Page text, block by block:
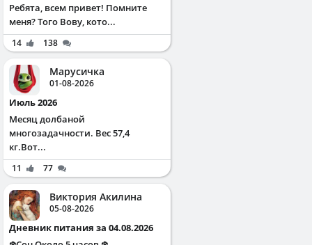
Ребята, всем привет! Помните
меня? Того Вову, кото...
14 138
Марусичка
01-08-2026
Июль 2026
Месяц долбаной
многозадачности. Вес 57,4
кг.Вот...
11 77
Виктория Акилина
05-08-2026
Дневник питания за 04.08.2026